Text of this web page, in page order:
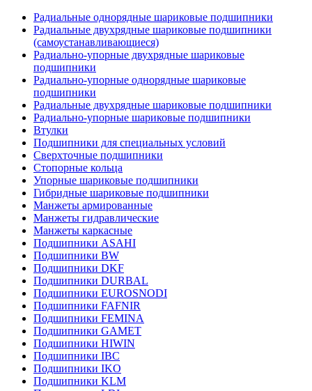
Радиальные однорядные шариковые подшипники
Радиальные двухрядные шариковые подшипники
(самоустанавливающиеся)
Радиально-упорные двухрядные шариковые
подшипники
Радиально-упорные однорядные шариковые
подшипники
Радиальные двухрядные шариковые подшипники
Радиально-упорные шариковые подшипники
Втулки
Подшипники для специальных условий
Сверхточные подшипники
Стопорные кольца
Упорные шариковые подшипники
Гибридные шариковые подшипники
Манжеты армированные
Манжеты гидравлические
Манжеты каркасные
Подшипники ASAHI
Подшипники BW
Подшипники DKF
Подшипники DURBAL
Подшипники EUROSNODI
Подшипники FAFNIR
Подшипники FEMINA
Подшипники GAMET
Подшипники HIWIN
Подшипники IBC
Подшипники IKO
Подшипники KLM